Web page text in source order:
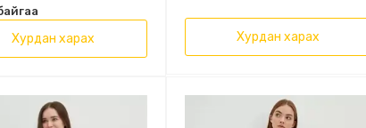
Хурдан харах Хурдан харах